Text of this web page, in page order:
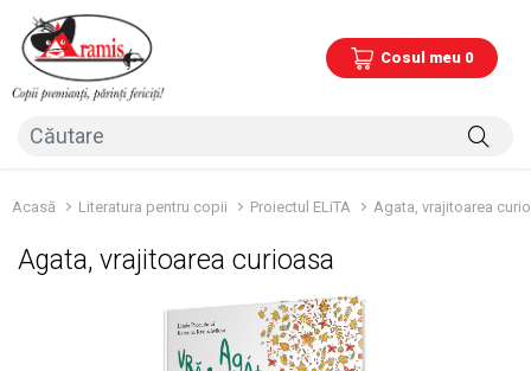
Cosul meu 0
Acasă Literatura pentru copii Proiectul ELiTA Agata, vrajitoarea
Agata, vrajitoarea curioasa